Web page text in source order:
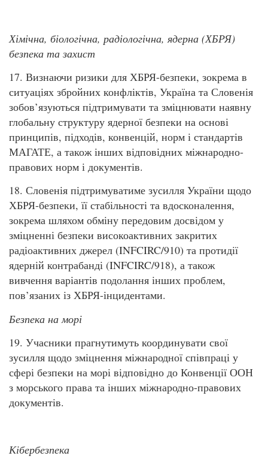
Хімічна, біологічна, радіологічна, ядерна (ХБРЯ)
безпека та захист
17. Визнаючи ризики для ХБРЯ-безпеки, зокрема в
ситуаціях збройних конфліктів, Україна та Словенія
зобов’язуються підтримувати та зміцнювати наявну
глобальну структуру ядерної безпеки на основі
принципів, підходів, конвенцій, норм і стандартів
МАГАТЕ, а також інших відповідних міжнародно-
правових норм і документів.
18. Словенія підтримуватиме зусилля України щодо
ХБРЯ-безпеки, її стабільності та вдосконалення,
зокрема шляхом обміну передовим досвідом у
зміцненні безпеки високоактивних закритих
радіоактивних джерел (INFCIRC/910) та протидії
ядерній контрабанді (INFCIRC/918), а також
вивчення варіантів подолання інших проблем,
пов’язаних із ХБРЯ-інцидентами.
Безпека на морі
19. Учасники прагнутимуть координувати свої
зусилля щодо зміцнення міжнародної співпраці у
сфері безпеки на морі відповідно до Конвенції ООН
з морського права та інших міжнародно-правових
документів.
Кібербезпека